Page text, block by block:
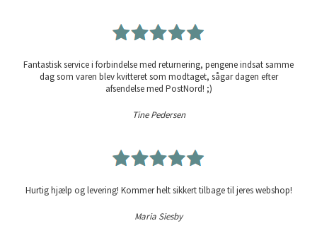
Fantastisk service i forbindelse med returnering, pengene indsat samme
dag som varen blev kvitteret som modtaget, sågar dagen efter
afsendelse med PostNord! ;)
Tine Pedersen
Hurtig hjælp og levering! Kommer helt sikkert tilbage til jeres webshop!
Maria Siesby